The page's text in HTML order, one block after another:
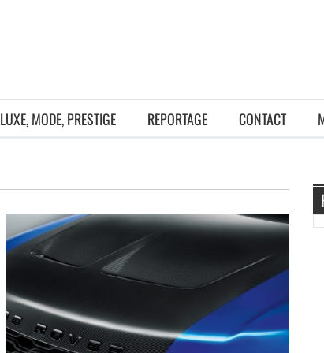
LUXE, MODE, PRESTIGE REPORTAGE CONTACT